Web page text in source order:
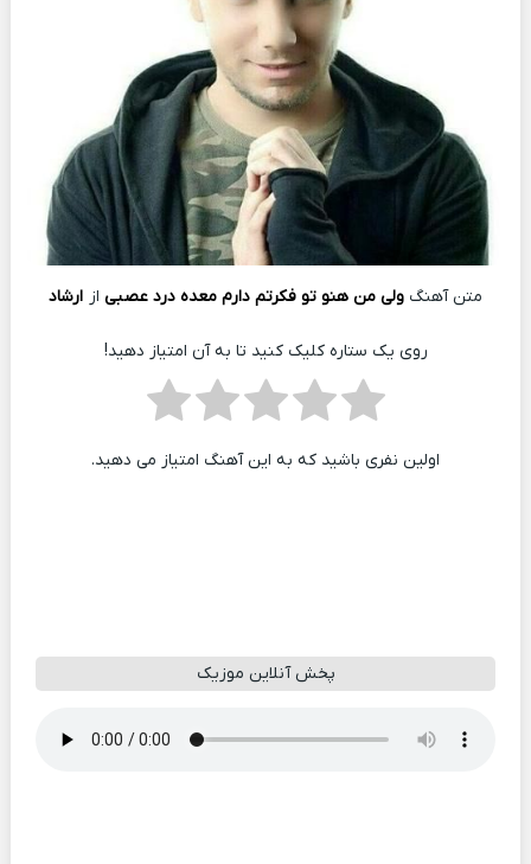
متن آهنگ ولی من هنو تو فکرتم دارم معده درد عصبی از ارشاد
روی یک ستاره کلیک کنید تا به آن امتیاز دهید!
اولین نفری باشید که به این آهنگ امتیاز می دهید.
پخش آنلاین موزیک